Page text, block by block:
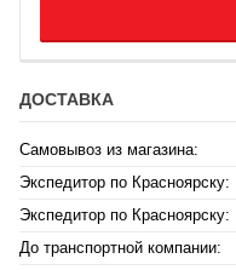
ДОСТАВКА
Самовывоз из магазина:
Экспедитор по Красноярску:
Экспедитор по Красноярску:
До транспортной компании: